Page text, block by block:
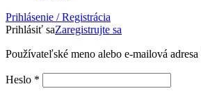
Prihlásenie / Registrácia
Prihlásiť saZaregistrujte sa
Používateľské meno alebo e-mailová adresa
Heslo *